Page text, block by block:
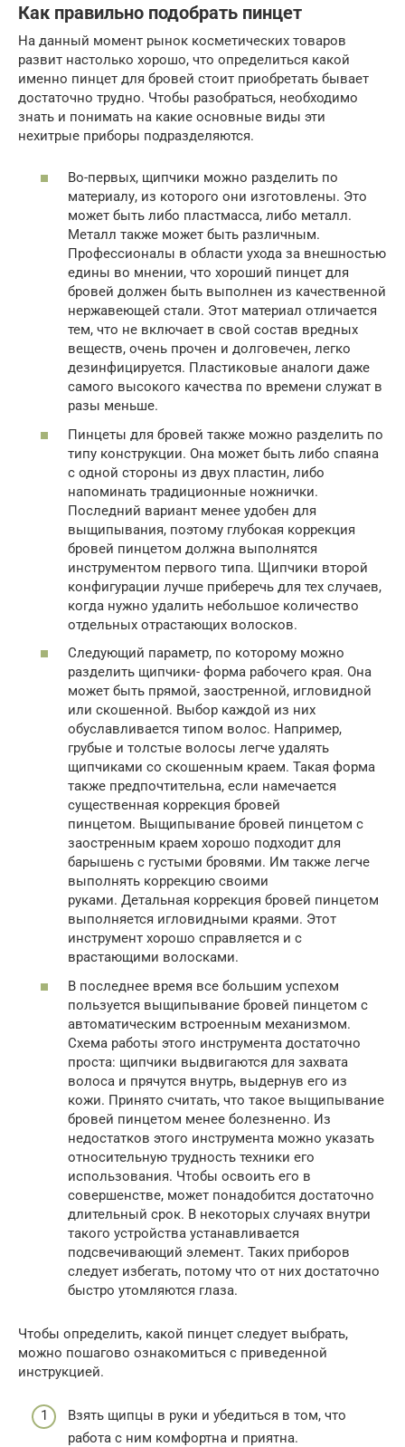
Как правильно подобрать пинцет
На данный момент рынок косметических товаров
развит настолько хорошо, что определиться какой
именно пинцет для бровей стоит приобретать бывает
достаточно трудно. Чтобы разобраться, необходимо
знать и понимать на какие основные виды эти
нехитрые приборы подразделяются.
Во-первых, щипчики можно разделить по
материалу, из которого они изготовлены. Это
может быть либо пластмасса, либо металл.
Металл также может быть различным.
Профессионалы в области ухода за внешностью
едины во мнении, что хороший пинцет для
бровей должен быть выполнен из качественной
нержавеющей стали. Этот материал отличается
тем, что не включает в свой состав вредных
веществ, очень прочен и долговечен, легко
дезинфицируется. Пластиковые аналоги даже
самого высокого качества по времени служат в
разы меньше.
Пинцеты для бровей также можно разделить по
типу конструкции. Она может быть либо спаяна
с одной стороны из двух пластин, либо
напоминать традиционные ножнички.
Последний вариант менее удобен для
выщипывания, поэтому глубокая коррекция
бровей пинцетом должна выполнятся
инструментом первого типа. Щипчики второй
конфигурации лучше приберечь для тех случаев,
когда нужно удалить небольшое количество
отдельных отрастающих волосков.
Следующий параметр, по которому можно
разделить щипчики- форма рабочего края. Она
может быть прямой, заостренной, игловидной
или скошенной. Выбор каждой из них
обуславливается типом волос. Например,
грубые и толстые волосы легче удалять
щипчиками со скошенным краем. Такая форма
также предпочтительна, если намечается
существенная коррекция бровей
пинцетом. Выщипывание бровей пинцетом с
заостренным краем хорошо подходит для
барышень с густыми бровями. Им также легче
выполнять коррекцию своими
руками. Детальная коррекция бровей пинцетом
выполняется игловидными краями. Этот
инструмент хорошо справляется и с
врастающими волосками.
В последнее время все большим успехом
пользуется выщипывание бровей пинцетом с
автоматическим встроенным механизмом.
Схема работы этого инструмента достаточно
проста: щипчики выдвигаются для захвата
волоса и прячутся внутрь, выдернув его из
кожи. Принято считать, что такое выщипывание
бровей пинцетом менее болезненно. Из
недостатков этого инструмента можно указать
относительную трудность техники его
использования. Чтобы освоить его в
совершенстве, может понадобится достаточно
длительный срок. В некоторых случаях внутри
такого устройства устанавливается
подсвечивающий элемент. Таких приборов
следует избегать, потому что от них достаточно
быстро утомляются глаза.
Чтобы определить, какой пинцет следует выбрать,
можно пошагово ознакомиться с приведенной
инструкцией.
Взять щипцы в руки и убедиться в том, что
работа с ним комфортна и приятна.